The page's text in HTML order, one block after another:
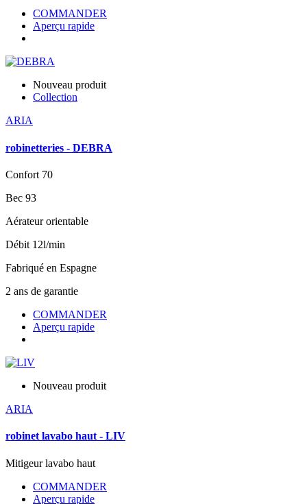
COMMANDER
Aperçu rapide
Nouveau produit
Collection
ARIA
robinetteries - DEBRA
Confort 70
Bec 93
Aérateur orientable
Débit 12l/min
Fabriqué en Espagne
2 ans de garantie
COMMANDER
Aperçu rapide
Nouveau produit
ARIA
robinet lavabo haut - LIV
Mitigeur lavabo haut
COMMANDER
Aperçu rapide